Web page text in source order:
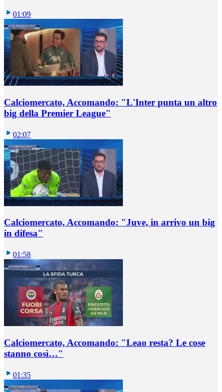
01:09
Calciomercato, Accomando: "L'Inter punta un altro
big della Premier League"
02:07
Calciomercato, Accomando: "Juve, in arrivo un big
in difesa"
01:58
Calciomercato, Accomando: "Leao resta? Le cose
stanno così…"
01:35